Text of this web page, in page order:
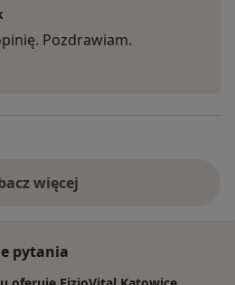
Pozdrawiam.
więcej
pytania